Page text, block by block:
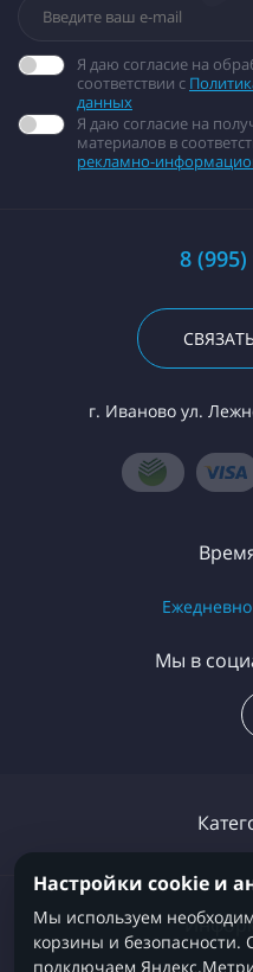
Я даю согласие на
соответствии с
данных
Я даю согласие на
материалов в
рекламно-
8
г. Иваново ул.
Мы в
Настройки cookie и
Мы используем
корзины и безопасности.
подключаем